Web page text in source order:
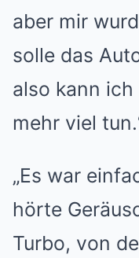
aber mir
solle das
also kann
mehr viel
„Es war
hörte
Turbo, von